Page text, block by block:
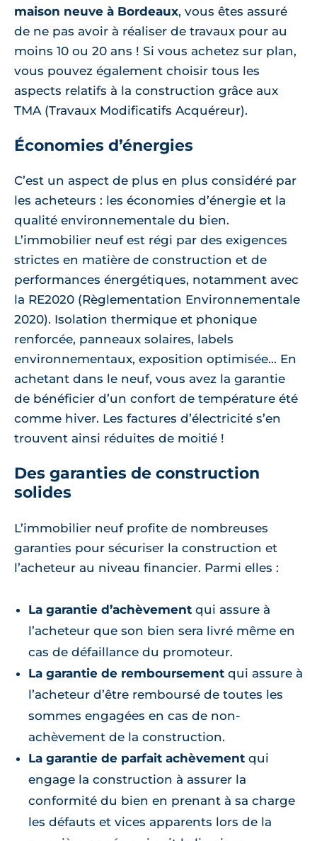
maison neuve à Bordeaux, vous êtes assuré
de ne pas avoir à réaliser de travaux pour au
moins 10 ou 20 ans ! Si vous achetez sur plan,
vous pouvez également choisir tous les
aspects relatifs à la construction grâce aux
TMA (Travaux Modificatifs Acquéreur).
Économies d’énergies
C’est un aspect de plus en plus considéré par
les acheteurs : les économies d’énergie et la
qualité environnementale du bien.
L’immobilier neuf est régi par des exigences
strictes en matière de construction et de
performances énergétiques, notamment avec
la RE2020 (Règlementation Environnementale
2020). Isolation thermique et phonique
renforcée, panneaux solaires, labels
environnementaux, exposition optimisée... En
achetant dans le neuf, vous avez la garantie
de bénéficier d’un confort de température été
comme hiver. Les factures d’électricité s’en
trouvent ainsi réduites de moitié !
Des garanties de construction
solides
L’immobilier neuf profite de nombreuses
garanties pour sécuriser la construction et
l’acheteur au niveau financier. Parmi elles :
La garantie d’achèvement qui assure à
l’acheteur que son bien sera livré même en
cas de défaillance du promoteur.
La garantie de remboursement qui assure à
l’acheteur d’être remboursé de toutes les
sommes engagées en cas de non-
achèvement de la construction.
La garantie de parfait achèvement qui
engage la construction à assurer la
conformité du bien en prenant à sa charge
les défauts et vices apparents lors de la